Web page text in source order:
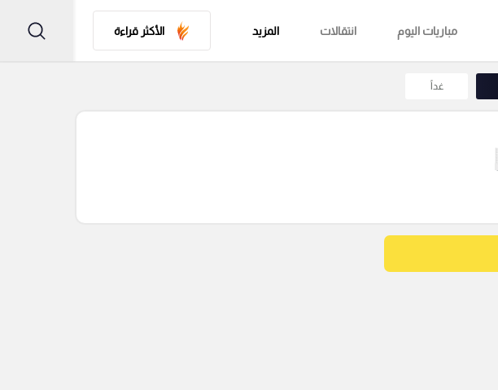
مباريات اليوم انتقالات المزيد الأكثر قراءة
غداً